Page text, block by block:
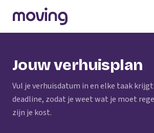
Jouw verhuisplan
Vul je verhuisdatum in en elke taak
deadline, zodat je weet wat je moet
zijn je kost.